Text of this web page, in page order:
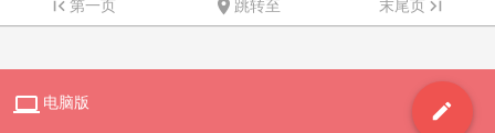
第一页 跳转至 末尾页

 电脑版